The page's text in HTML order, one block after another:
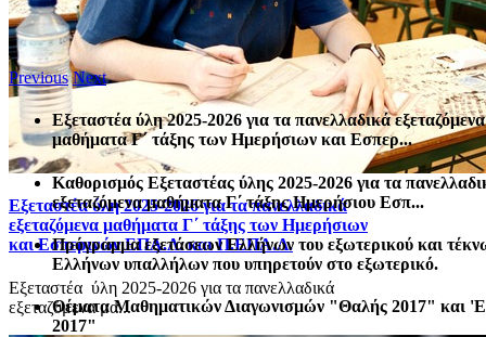
Εξεταστέα ύλη 2025-2026 για τα πανελλαδικά
εξεταζόμενα μαθήματα Γ΄ τάξης των Ημερήσιων
και Εσπερινών ΕΠΑ.Λ. και Π.ΕΠΑ.Λ.
Εξεταστέα ύλη 2025-2026 για τα πανελλαδικά
εξεταζόμενα μα...
Previous Next
Εξεταστέα ύλη 2025-2026 για τα πανελλαδικά εξεταζόμενα
μαθήματα Γ΄ τάξης των Ημερήσιων και Εσπερ...
Καθορισμός Eξεταστέας ύλης 2025-2026 για τα
εξεταζόμενα μαθήματα Γ΄ τάξης Ημερήσιου Εσπ...
Πρόγραμμα εξετάσεων Ελλήνων του εξωτερικού και
Ελλήνων υπαλλήλων που υπηρετούν στο εξωτερικό.
Θέματα Μαθηματικών Διαγωνισμών "Θαλής 2017" και
2017"